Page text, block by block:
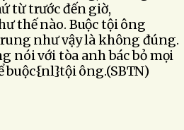
từ trước đến giờ,
thế nào. Buộc tội ông
như vậy là không đúng.
nói với tòa anh bác bỏ mọi
buộc{nl}tội ông.(SBTN)